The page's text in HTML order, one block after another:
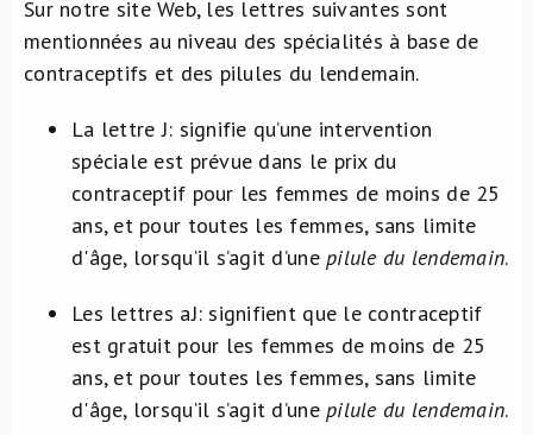
Sur notre site Web, les lettres suivantes sont
mentionnées au niveau des spécialités à base de
contraceptifs et des pilules du lendemain.
La lettre J: signifie qu’une intervention
spéciale est prévue dans le prix du
contraceptif pour les femmes de moins de 25
ans, et pour toutes les femmes, sans limite
d'âge, lorsqu’il s’agit d’unepilule du lendemain.
Les lettres aJ: signifient que le contraceptif
est gratuit pour les femmes de moins de 25
ans, et pour toutes les femmes, sans limite
d'âge, lorsqu’il s’agit d’unepilule du lendemain.